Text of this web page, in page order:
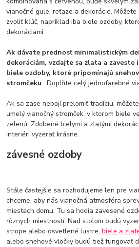
vianočné gule, reťaze a dekorácie.
zvoliť kľúč, napríklad iba biele ozdoby,
dekoráciami.
Ak dávate prednosť minimalistickým
dekoráciám, vzdajte sa zlata a
biele ozdoby, ktoré pripomínajú
stromčeku. Doplňte celý jednofarebné
Ak sa zase nebojí prelomiť tradíciu,
umelý vianočný stromček, v ktorom biele
zelenú. Zdobené bielymi a zlatými
interiéri vyzerať krásne.
závesné ozdoby
Stále častejšie sa rozhodujeme len pre
chceme, aby nás vianočná atmosféra
miestach domu. Tu sa hodia zavesené
rôznych miestností. Nad stolom budú
strope alebo osvetlené lustre,biele a
alebo snehové vločky budú tiež fungovať